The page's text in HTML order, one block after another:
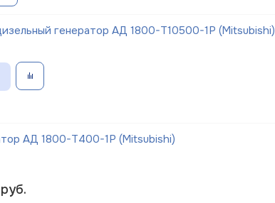
генератор АД 1800-Т10500-1Р (Mitsubishi)
АД 1800-Т400-1Р (Mitsubishi)
руб.